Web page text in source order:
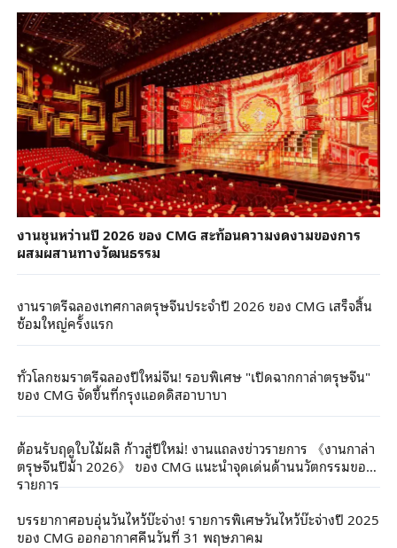
งานชุนหว่านปี 2026 ของ CMG สะท้อนความงดงามของการ
ผสมผสานทางวัฒนธรรม
งานราตรีฉลองเทศกาลตรุษจีนประจำปี 2026 ของ CMG เสร็จสิ้น
ซ้อมใหญ่ครั้งแรก
ทั่วโลกชมราตรีฉลองปีใหม่จีน! รอบพิเศษ "เปิดฉากกาล่าตรุษจีน"
ของ CMG จัดขึ้นที่กรุงแอดดิสอาบาบา
ต้อนรับฤดูใบไม้ผลิ ก้าวสู่ปีใหม่! งานแถลงข่าวรายการ 《งานกาล่า
ตรุษจีนปีม้า 2026》 ของ CMG แนะนำจุดเด่นด้านนวัตกรรมของ
รายการ
บรรยากาศอบอุ่นวันไหว้บ๊ะจ่าง! รายการพิเศษวันไหว้บ๊ะจ่างปี 2025
ของ CMG ออกอากาศคืนวันที่ 31 พฤษภาคม